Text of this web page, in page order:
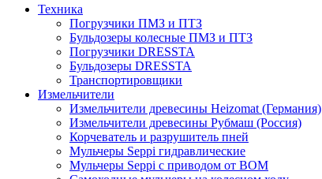
Техника
Погрузчики ПМЗ и ПТЗ
Бульдозеры колесные ПМЗ и ПТЗ
Погрузчики DRESSTA
Бульдозеры DRESSTA
Транспортировщики
Измельчители
Измельчители древесины Heizomat (Германия)
Измельчители древесины Рубмаш (Россия)
Корчеватель и разрушитель пней
Мульчеры Seppi гидравлические
Мульчеры Seppi с приводом от ВОМ